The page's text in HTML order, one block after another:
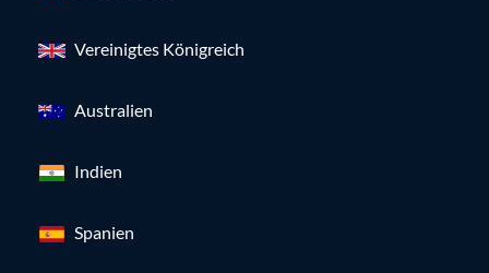
Vereinigtes Königreich
Australien
Indien
Spanien